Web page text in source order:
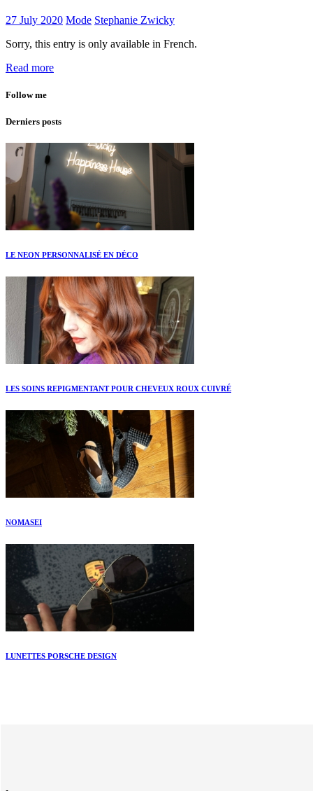
27 July 2020 Mode Stephanie Zwicky
Sorry, this entry is only available in French.
Read more
Follow me
Derniers posts
LE NEON PERSONNALISÉ EN DÉCO
LES SOINS REPIGMENTANT POUR CHEVEUX ROUX CUIVRÉ
NOMASEI
LUNETTES PORSCHE DESIGN